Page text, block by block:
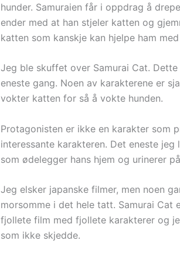
hunder. Samuraien får i oppdrag å
ender med at han stjeler katten og
katten som kanskje kan hjelpe ham
Jeg ble skuffet over Samurai Cat.
eneste gang. Noen av karakterene er
vokter katten for så å vokte hunden.
Protagonisten er ikke en karakter som
interessante karakteren. Det eneste
som ødelegger hans hjem og urinerer
Jeg elsker japanske filmer, men noen
morsomme i det hele tatt. Samurai Cat
fjollete film med fjollete karakterer og
som ikke skjedde.